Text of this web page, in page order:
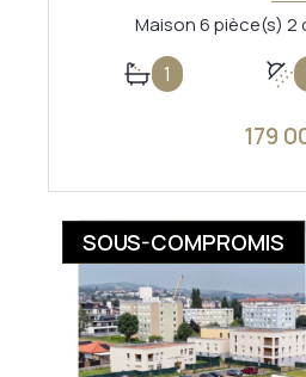
1
179
VOIR LE
SOUS-COMPROMIS